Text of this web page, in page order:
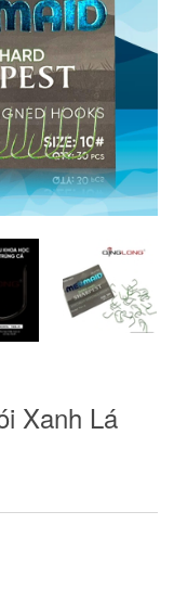
Xanh Lá